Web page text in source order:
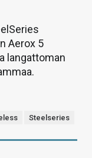
Aerox 5
langattoman
Steelseries